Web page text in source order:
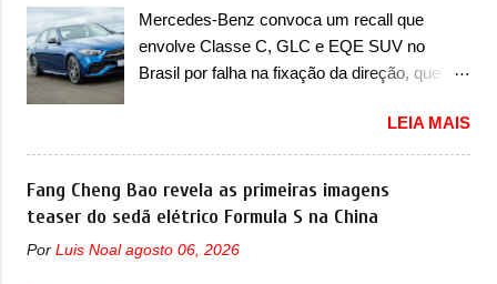
de sua abertura, potencializando a ocorrência
de dano físico grave ou até mesmo fatal ao
condutor do veículo” . O serviço...
ainda confirmou que o esportivo será
apresentado no terceiro trimestre de 2026, ou
seja, acontecerá entre os meses de julho e
a estreia deve aparecer neste mês ou até o
dia 30 de setembro. A marca confirmou que
vai apresentar um "protótipo de pré-produção,
de altíssimo desempenho, exclusivo para
pistas" , que vai antecipar as futuras versões
Mercedes-Benz convoca um recall que
envolve Classe C, GLC e EQE SUV no
Brasil por falha na fixação da direção, que
Mercedes-Benz convocou em outubro de
2025 um recall que envolve o trio de modelos
formado pelo Classe C, GLC e EQE SUV. De
acordo com informações, o chamado
de 2023, 2024 e 2025, dependendo do
LEIA MAIS
Fang Cheng Bao revela as primeiras imagens
teaser do sedã elétrico Formula S na China
Por Luis Noal agosto 06, 2026